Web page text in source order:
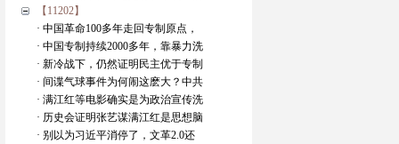
【11202】
· 中国革命100多年走回专制原点，
· 中国专制持续2000多年，靠暴力洗
· 新冷战下，仍然证明民主优于专制
· 间谍气球事件为何闹这麽大？中共
· 满江红等电影确实是为政治宣传洗
· 历史会证明张艺谋满江红是思想脑
· 别以为习近平消停了，文革2.0还